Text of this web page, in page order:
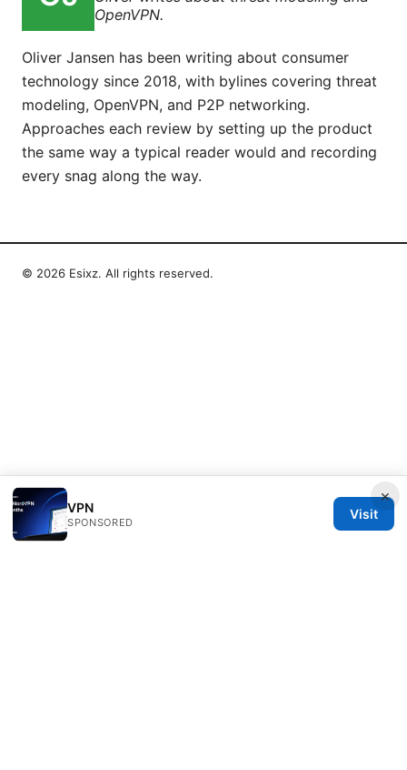
OpenVPN.
Oliver Jansen has been writing about consumer
technology since 2018, with bylines covering threat
modeling, OpenVPN, and P2P networking.
Approaches each review by setting up the product
the same way a typical reader would and recording
every snag along the way.
×
VPN
SPONSORED
Visit
© 2026 Esixz. All rights reserved.